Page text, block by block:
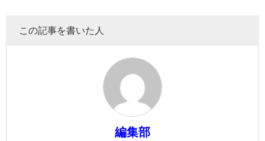
この記事を書いた人
編集部